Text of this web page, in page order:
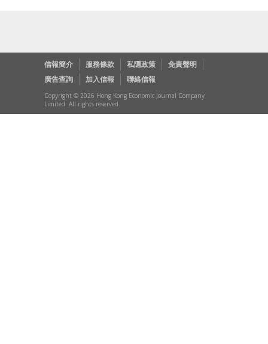
信報簡介 服務條款 私隱政策
免責聲明
廣告查詢
加入信報 聯絡信報
Copyright © 2026 Hong Kong Economic Journal Company
Limited. All rights reserved.